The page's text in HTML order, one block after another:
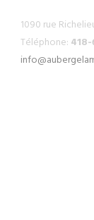
1090 rue
Téléphone: